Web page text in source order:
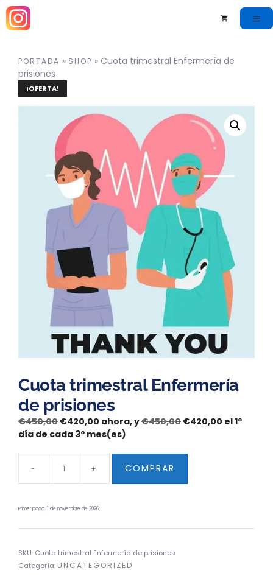
PORTADA » SHOP » Cuota trimestral Enfermería de
prisiones
¡OFERTA!
Cuota trimestral Enfermería
de prisiones
€450,00 €420,00 ahora, y€450,00 €420,00 el 1º
día de cada 3º mes(es)
- + COMPRAR
Primer pago: 1 de noviembre de 2026
SKU: Cuota trimestral Enfermería de prisiones
Categoría: UNCATEGORIZED